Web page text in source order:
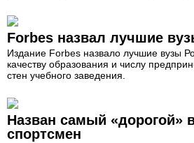
Forbes назвал лучшие
Издание Forbes назвало лучшие вузы
качеству образования и числу
стен учебного заведения.
Назван самый «дорогой»
спортсмен